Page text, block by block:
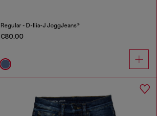
Regular - D-Ilia-J JoggJeans®
€80.00